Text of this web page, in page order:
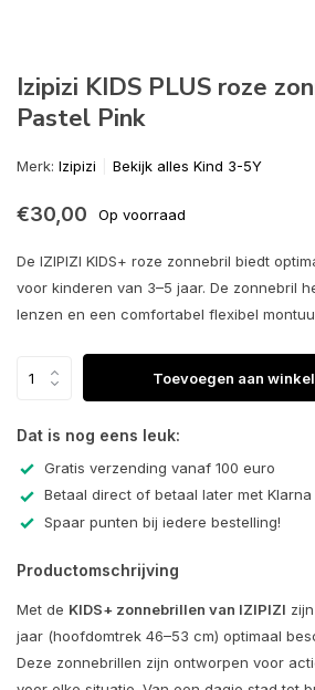
Izipizi KIDS PLUS roze
Pastel Pink
Merk: Izipizi Bekijk alles Kind 3-5Y
€30,00 Op voorraad
De IZIPIZI KIDS+ roze zonnebril biedt
voor kinderen van 3–5 jaar. De zonnebril
lenzen en een comfortabel flexibel
Toevoegen aan
Dat is nog eens leuk:
Gratis verzending vanaf 100 euro
Betaal direct of betaal later met Klarna
Spaar punten bij iedere bestelling!
Productomschrijving
Met de KIDS+ zonnebrillen van IZIPIZI
jaar (hoofdomtrek 46–53 cm) optimaal
Deze zonnebrillen zijn ontworpen voor